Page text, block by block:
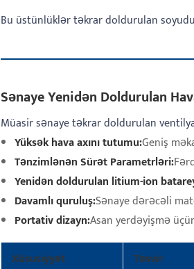
Bu üstünlüklər təkrar doldurulan
Sənaye Yenidən Doldurulan
Müasir sənaye təkrar doldurulan
Yüksək hava axını tutumu:Geniş
Tənzimlənən Sürət Parametrləri:
Yenidən doldurulan litium-ion
Davamlı quruluş:Sənaye dərəcəli
Portativ dizayn:Asan yerdəyişmə
Xüsusiyyət Təsvir